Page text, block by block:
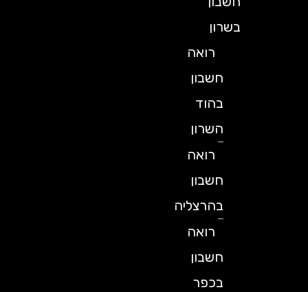
בשרון
רואה
חשבון
בהוד
השרון
רואה
חשבון
בהרצליה
רואה
חשבון
בכפר